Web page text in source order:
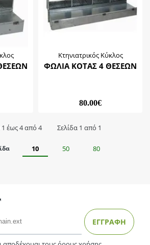
Κτηνιατρικός Κύκλος
ΦΩΛΙΑ ΚΟΤΑΣ 4 ΘΕΣΕΩΝ
80.00€
έως 4 από 4 Σελίδα 1 από 1
10 50 80
ΕΓΓΡΑΦΗ